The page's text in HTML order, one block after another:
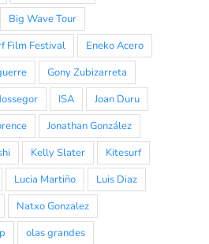
Big Wave Tour
Film Festival
Eneko Acero
Gony Zubizarreta
ISA
Joan Duru
Jonathan González
Kelly Slater
Kitesurf
Lucia Martiño
Luis Diaz
Natxo Gonzalez
olas grandes